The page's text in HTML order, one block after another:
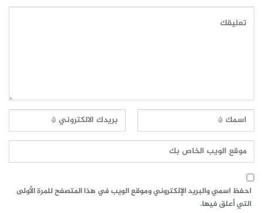
احفظ اسمي والبريد الإلكتروني وموقع الويب في هذا المتصفح للمرة الأولى
التي أعلق فيها.